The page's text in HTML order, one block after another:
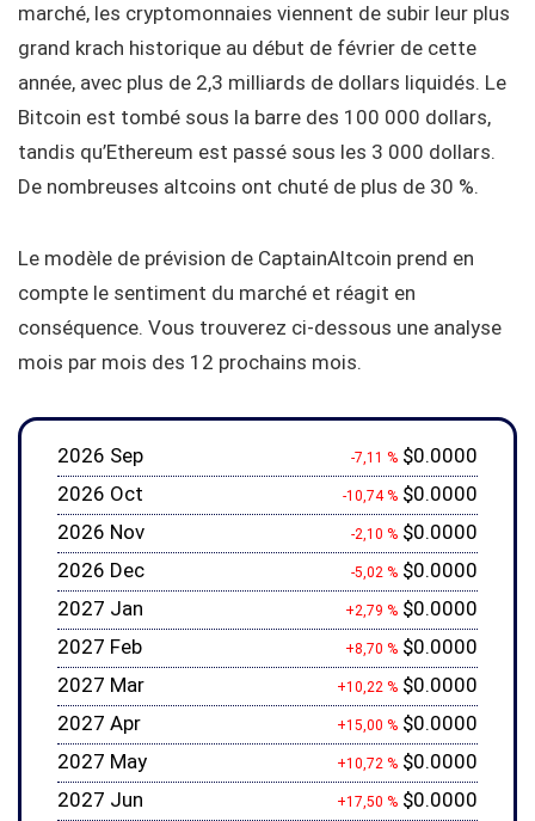
marché, les cryptomonnaies viennent de subir leur plus
grand krach historique au début de février de cette
année, avec plus de 2,3 milliards de dollars liquidés. Le
Bitcoin est tombé sous la barre des 100 000 dollars,
tandis qu’Ethereum est passé sous les 3 000 dollars.
De nombreuses altcoins ont chuté de plus de 30 %.
Le modèle de prévision de CaptainAltcoin prend en
compte le sentiment du marché et réagit en
conséquence. Vous trouverez ci-dessous une analyse
mois par mois des 12 prochains mois.
2026 Sep -7,11 % $0.0000
2026 Oct
-10,74 % $0.0000
2026 Nov
-2,10 % $0.0000
2026 Dec
-5,02 % $0.0000
2027 Jan
+2,79 % $0.0000
2027 Feb
+8,70 % $0.0000
2027 Mar
+10,22 % $0.0000
2027 Apr
+15,00 % $0.0000
2027 May
+10,72 % $0.0000
2027 Jun
+17,50 % $0.0000